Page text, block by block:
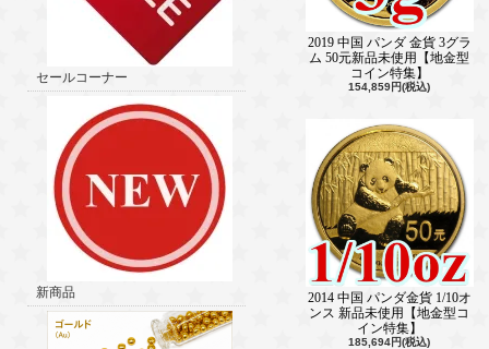
セールコーナー
新商品
2019 中国 パンダ 金貨 3グラ
ム 50元新品未使用【地金型
コイン特集】
154,859円(税込)
2014 中国 パンダ金貨 1/10オ
ンス 新品未使用【地金型コ
イン特集】
185,694円(税込)